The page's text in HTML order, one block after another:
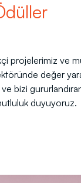
projelerimiz ve
değer
ve bizi
duyuyoruz.